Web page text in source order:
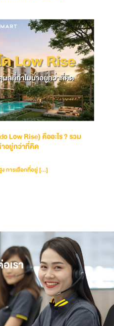
Low Rise) คืออะไร ? รวม
าอยู่กว่าที่คิด
การเลือกที่อยู่ […]
เรา